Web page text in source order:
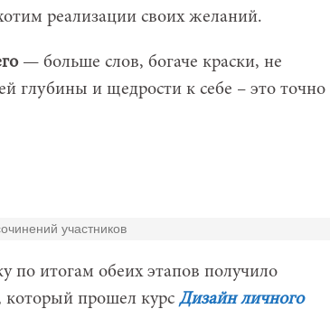
реализации своих желаний.
— больше слов, богаче краски, не
глубины и щедрости к себе – это точно
участников
по итогам обеих этапов получило
который прошел курс Дизайн личного